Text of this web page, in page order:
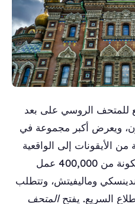
للمتحف الروسي على بعد
ويعرض أكبر مجموعة في
من الأيقونات إلى الواقعية
السوفيتية. تضم مجموعته المكونة من 400,000 عمل
وماليفيتش، وتتطلب
السريع. يفتحالمتحف